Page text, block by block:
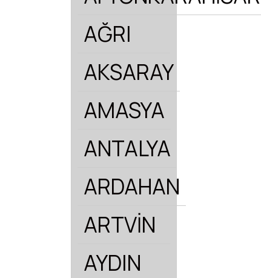
AĞRI
AKSARAY
AMASYA
ANTALYA
ARDAHAN
ARTVİN
AYDIN